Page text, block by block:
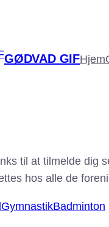
GØDVAD GIFHjem
til at tilmelde dig
hos alle de
GymnastikBadminton